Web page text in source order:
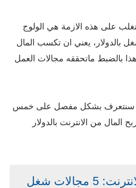
على هذه الازمة هي الولوج
بالدولار، يعني ان تكسب المال
بالضبط ماتحققه مجالات العمل
سنتعرف بشكل مفصل على خمس
من الانترنت بالدولار
الربح من الانترنت: 5 مجالات شغل